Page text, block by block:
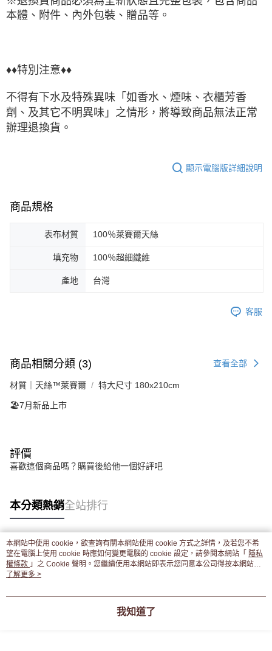
本體、附件、內外包裝、贈品等。
♦♦特別注意♦♦
不得有下水及特殊異味「如香水、煙味、衣櫃芳香
劑、及其它不明異味」之情形，將導致商品無法正常
辦理退換貨。
顯示電腦版詳細說明
商品規格
表布材質 100％萊賽爾天絲
填充物 100％超細纖維
產地 台灣
客服
商品相關分類 (3) 查看全部
材質｜天絲™萊賽爾 特大尺寸 180x210cm
🏖️7月新品上市
評價
喜歡這個商品嗎？購買後給他一個好評吧
本分類熱銷全站排行
熱門標籤
本網站中使用 cookie，欲查詢有關本網站使用 cookie 方式之詳情，及若您不希
望在電腦上使用 cookie 時應如何變更電腦的 cookie 設定，請參閱本網站「 隱私
權條款 」之 Cookie 聲明。您繼續使用本網站即表示您同意本公司得按本網站使
用條款之 Cookie 聲明使用 cookie。
了解更多 >
我知道了